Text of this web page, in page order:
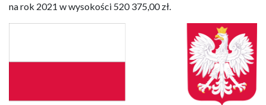
na rok 2021 w wysokości 520 375,00 zł.